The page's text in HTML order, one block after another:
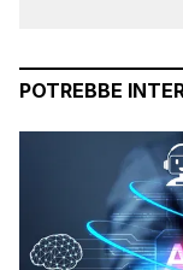
POTREBBE